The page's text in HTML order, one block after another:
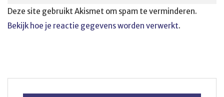
Deze site gebruikt Akismet om spam te verminderen.
Bekijk hoe je reactie gegevens worden verwerkt.